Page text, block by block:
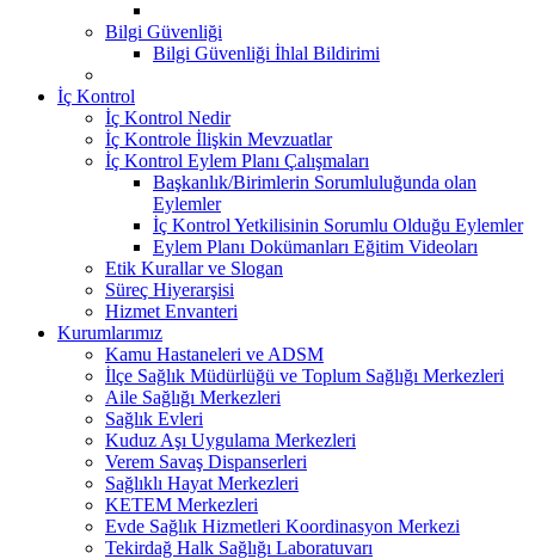
Bilgi Güvenliği
Bilgi Güvenliği İhlal Bildirimi
İç Kontrol
İç Kontrol Nedir
İç Kontrole İlişkin Mevzuatlar
İç Kontrol Eylem Planı Çalışmaları
Başkanlık/Birimlerin Sorumluluğunda olan
Eylemler
İç Kontrol Yetkilisinin Sorumlu Olduğu Eylemler
Eylem Planı Dokümanları Eğitim Videoları
Etik Kurallar ve Slogan
Süreç Hiyerarşisi
Hizmet Envanteri
Kurumlarımız
Kamu Hastaneleri ve ADSM
İlçe Sağlık Müdürlüğü ve Toplum Sağlığı Merkezleri
Aile Sağlığı Merkezleri
Sağlık Evleri
Kuduz Aşı Uygulama Merkezleri
Verem Savaş Dispanserleri
Sağlıklı Hayat Merkezleri
KETEM Merkezleri
Evde Sağlık Hizmetleri Koordinasyon Merkezi
Tekirdağ Halk Sağlığı Laboratuvarı